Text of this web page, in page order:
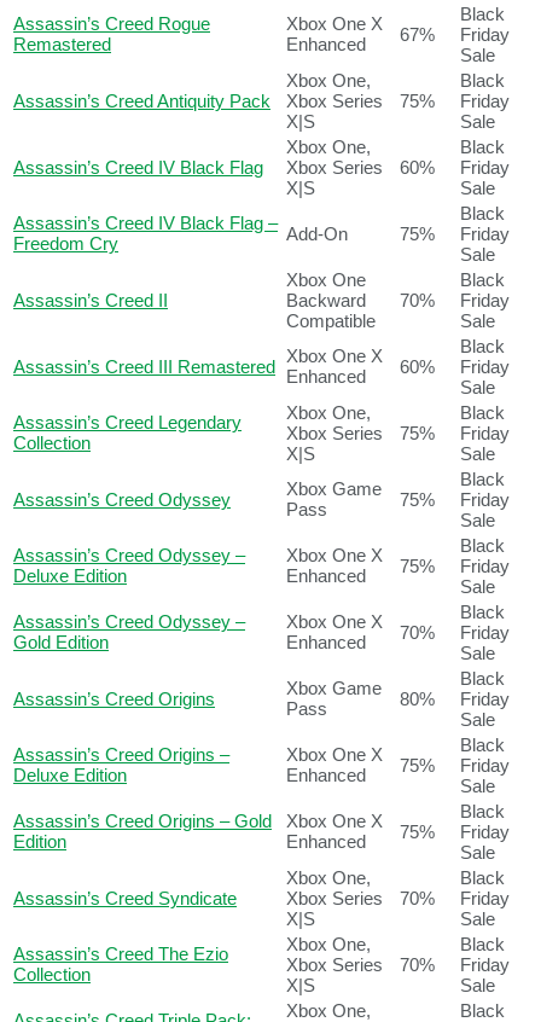
Assassin’s Creed Rogue
Remastered
Xbox One X
Enhanced
67%
Black
Friday
Sale
Assassin’s Creed Antiquity Pack
Xbox One,
Xbox Series
X|S
75%
Black
Friday
Sale
Assassin’s Creed IV Black Flag
Xbox One,
Xbox Series
X|S
60%
Black
Friday
Sale
Assassin’s Creed IV Black Flag –
Freedom Cry
Add-On 75%
Black
Friday
Sale
Assassin’s Creed II
Xbox One
Backward
Compatible
70%
Black
Friday
Sale
Assassin’s Creed III Remastered
Xbox One X
Enhanced
60%
Black
Friday
Sale
Assassin’s Creed Legendary
Collection
Xbox One,
Xbox Series
X|S
75%
Black
Friday
Sale
Assassin’s Creed Odyssey
Xbox Game
Pass
75%
Black
Friday
Sale
Assassin’s Creed Odyssey –
Deluxe Edition
Xbox One X
Enhanced
75%
Black
Friday
Sale
Assassin’s Creed Odyssey –
Gold Edition
Xbox One X
Enhanced
70%
Black
Friday
Sale
Assassin’s Creed Origins
Xbox Game
Pass
80%
Black
Friday
Sale
Assassin’s Creed Origins –
Deluxe Edition
Xbox One X
Enhanced
75%
Black
Friday
Sale
Assassin’s Creed Origins – Gold
Edition
Xbox One X
Enhanced
75%
Black
Friday
Sale
Assassin’s Creed Syndicate
Xbox One,
Xbox Series
X|S
70%
Black
Friday
Sale
Assassin’s Creed The Ezio
Collection
Xbox One,
Xbox Series
X|S
70%
Black
Friday
Sale
Xbox One,
Black